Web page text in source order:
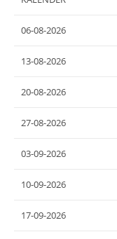
06-08-2026
13-08-2026
20-08-2026
27-08-2026
03-09-2026
10-09-2026
17-09-2026